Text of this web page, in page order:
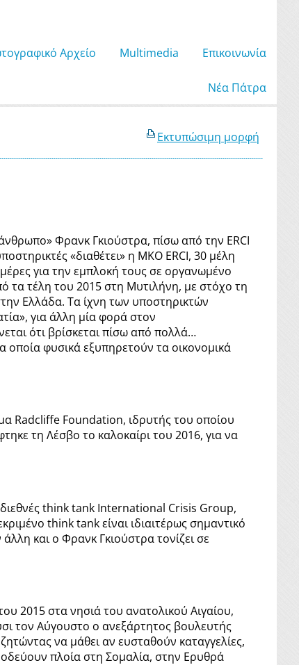
Αρχείο Μultimedia Επικοινωνία
Νέα Πάτρα
Εκτυπώσιμη μορφή
Φρανκ Γκιούστρα, πίσω από την ERCI
«διαθέτει» η ΜΚΟ ERCI, 30 μέλη
για την εμπλοκή τους σε οργανωμένο
τα τέλη του 2015 στη Μυτιλήνη, με στόχο τη
Ελλάδα. Τα ίχνη των υποστηρικτών
για άλλη μία φορά στον
ότι βρίσκεται πίσω από πολλά…
οποία φυσικά εξυπηρετούν τα οικονομικά
Radcliffe Foundation, ιδρυτής του οποίου
τη Λέσβο το καλοκαίρι του 2016, για να
think tank International Crisis Group,
think tank είναι ιδιαιτέρως σημαντικό
και ο Φρανκ Γκιούστρα τονίζει σε
2015 στα νησιά του ανατολικού Αιγαίου,
τον Αύγουστο ο ανεξάρτητος βουλευτής
να μάθει αν ευσταθούν καταγγελίες,
πλοία στη Σομαλία, στην Ερυθρά